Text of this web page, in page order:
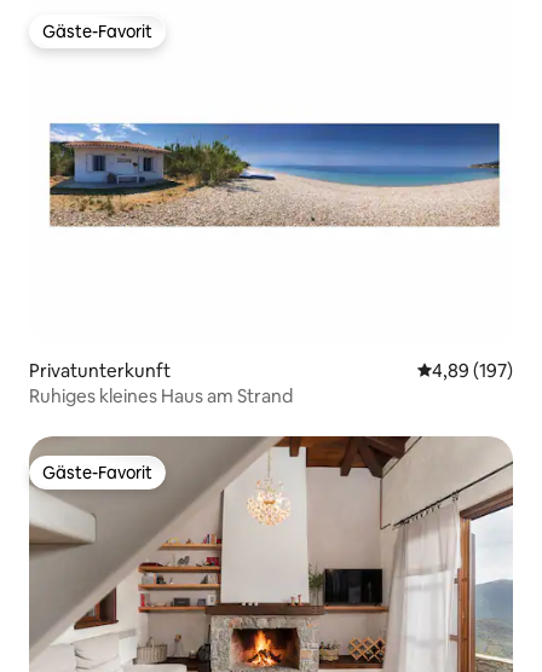
Gäste-Favorit
Gäste-Favorit
Privatunterkunft
4,89 (197)
Ruhiges kleines Haus am Strand
Gäste-Favorit
Gäste-Favorit